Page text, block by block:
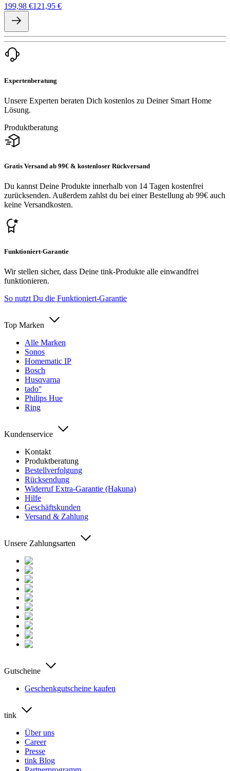
199,98 €121,95 €
Expertenberatung
Unsere Experten beraten Dich kostenlos zu Deiner Smart Home
Lösung.
Produktberatung
Gratis Versand ab 99€ & kostenloser Rückversand
Du kannst Deine Produkte innerhalb von 14 Tagen kostenfrei
zurücksenden. Außerdem zahlst du bei einer Bestellung ab 99€ auch
keine Versandkosten.
Funktioniert-Garantie
Wir stellen sicher, dass Deine tink-Produkte alle einwandfrei
funktionieren.
So nutzt Du die Funktioniert-Garantie
Top Marken
Alle Marken
Sonos
Homematic IP
Bosch
Husqvarna
tado°
Philips Hue
Ring
Kundenservice
Kontakt
Produktberatung
Bestellverfolgung
Rücksendung
Widerruf Extra-Garantie (Hakuna)
Hilfe
Geschäftskunden
Versand & Zahlung
Unsere Zahlungsarten
Gutscheine
Geschenkgutscheine kaufen
tink
Über uns
Career
Presse
tink Blog